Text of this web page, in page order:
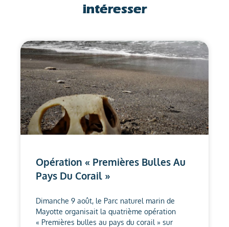
intéresser
Opération « Premières Bulles Au
Pays Du Corail »
Dimanche 9 août, le Parc naturel marin de
Mayotte organisait la quatrième opération
« Premières bulles au pays du corail » sur